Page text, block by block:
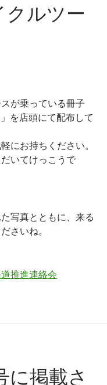
クルツー
が乗っている冊子
を店頭にて配布して
にお持ちください。
いてけっこうで
写真とともに、来る
さいね。
推進連絡会
掲載さ